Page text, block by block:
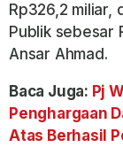
Rp326,2 miliar,
Publik sebesar
Ansar Ahmad.
Baca Juga: Pj
Penghargaan
Atas Berhasil